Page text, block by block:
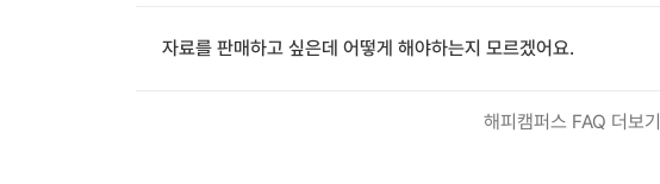
자료를 판매하고 싶은데 어떻게 해야하는지 모르겠어요.
해피캠퍼스 FAQ 더보기